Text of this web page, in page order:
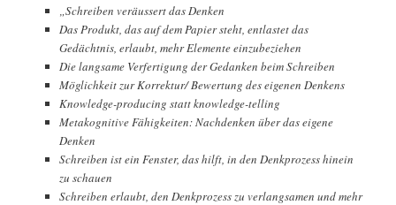
„Schreiben veräussert das Denken
Das Produkt, das auf dem Papier steht, entlastet das
Gedächtnis, erlaubt, mehr Elemente einzubeziehen
Die langsame Verfertigung der Gedanken beim Schreiben
Möglichkeit zur Korrektur/ Bewertung des eigenen Denkens
Knowledge-producing statt knowledge-telling
Metakognitive Fähigkeiten: Nachdenken über das eigene
Denken
Schreiben ist ein Fenster, das hilft, in den Denkprozess hinein
zu schauen
Schreiben erlaubt, den Denkprozess zu verlangsamen und mehr